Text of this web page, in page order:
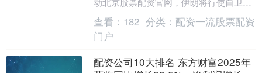
予以回应。....
查看： 182 分类： 配资一流股票配资
门户
配资公司10大排名 东方财富2025年